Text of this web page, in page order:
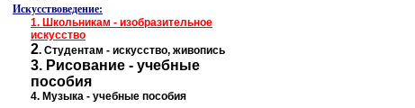
Искусствоведение:
1. Школьникам - изобразительное
искусство
2. Студентам - искусство, живопись
3. Рисование - учебные
пособия
4. Музыка - учебные пособия